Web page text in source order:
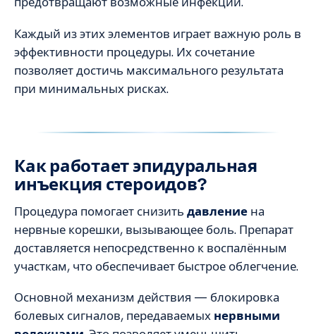
Каждый из этих элементов играет важную роль в
эффективности процедуры. Их сочетание
позволяет достичь максимального результата
при минимальных рисках.
Как работает эпидуральная
инъекция стероидов?
Процедура помогает снизить давление на
нервные корешки, вызывающее боль. Препарат
доставляется непосредственно к воспалённым
участкам, что обеспечивает быстрое облегчение.
Основной механизм действия — блокировка
болевых сигналов, передаваемых нервными